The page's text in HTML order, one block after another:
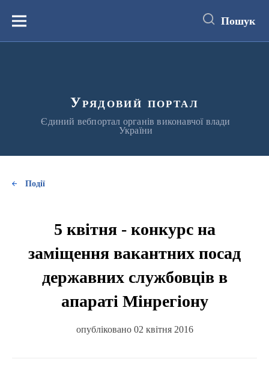
вмістуМеню Пошук
Урядовий портал
Єдиний вебпортал органів виконавчої влади
України
Події
5 квітня - конкурс на
заміщення вакантних посад
державних службовців в
апараті Мінрегіону
опубліковано 02 квітня 2016